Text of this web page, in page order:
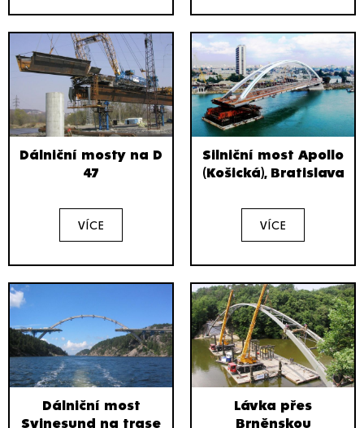
Dálniční mosty na D
47
VÍCE
Silniční most Apollo
(Košická), Bratislava
VÍCE
Dálniční most
Svinesund na trase
Lávka přes
Brněnskou